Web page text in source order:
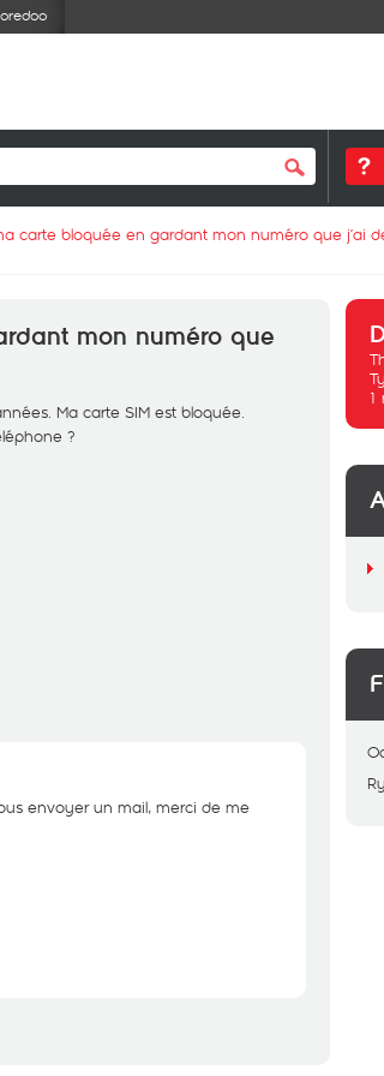
carte bloquée en gardant mon numéro que j’ai
mon numéro que
Ma carte SIM est bloquée.
?
envoyer un mail, merci de me
1